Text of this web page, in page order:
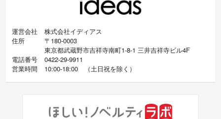
運営会社
株式会社イディアス
住所
〒180-0003
東京都武蔵野市吉祥寺南町1-8-1 三井吉祥寺ビル4F
電話番号
0422-29-9911
営業時間
10:00-18:00 （土日祝を除く）